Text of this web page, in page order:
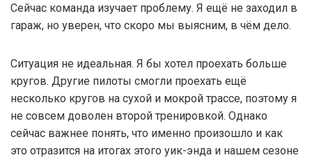
Сейчас команда изучает проблему. Я ещё не заходил в
гараж, но уверен, что скоро мы выясним, в чём дело.
Ситуация не идеальная. Я бы хотел проехать больше
кругов. Другие пилоты смогли проехать ещё
несколько кругов на сухой и мокрой трассе, поэтому я
не совсем доволен второй тренировкой. Однако
сейчас важнее понять, что именно произошло и как
это отразится на итогах этого уик-энда и нашем сезоне